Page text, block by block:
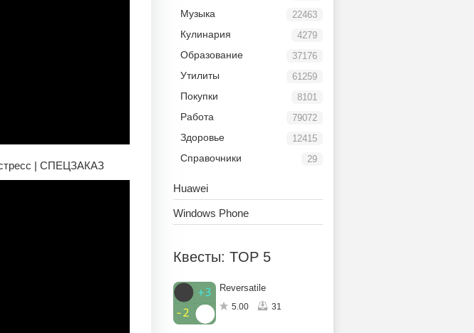
| СПЕЦЗАКАЗ
22463
Музыка
4279
Кулинария
37176
Образование
61259
Утилиты
8101
Покупки
79072
Работа
12415
Здоровье
29
Справочники
Huawei
Windows Phone
Квесты: TOP 5
Reversatile
5.00 31